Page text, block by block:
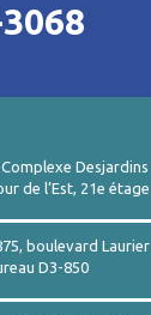
Complexe Desjardins
de l’Est, 21e étage
boulevard Laurier
D3-850